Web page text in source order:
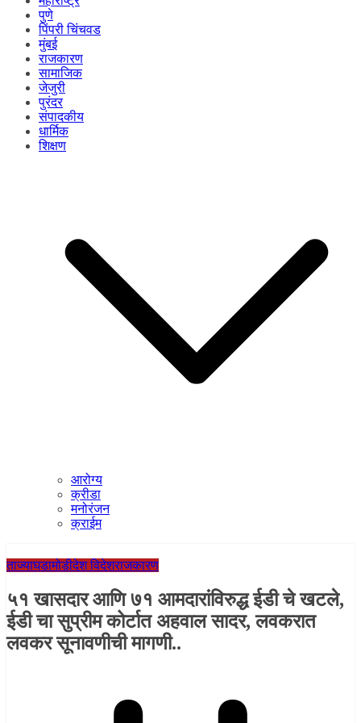
पुणे
पिंपरी चिंचवड
मुंबई
राजकारण
सामाजिक
जेजुरी
पुरंदर
संपादकीय
धार्मिक
शिक्षण
आरोग्य
क्रीडा
मनोरंजन
क्राईम
ताज्याघडामोडीदेश विदेशराजकारण
५१ खासदार आणि ७१ आमदारांविरुद्ध ईडी चे खटले,
ईडी चा सुप्रीम कोर्टात अहवाल सादर, लवकरात
लवकर सूनावणीची मागणी..